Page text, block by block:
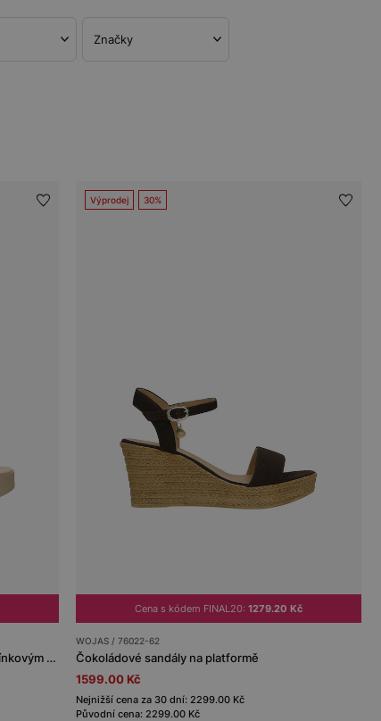
Značky
Béžové dámské sandály na platformě s klínkovým podpatkem
Výprodej 30%
Cena s kódem FINAL20:1279.20 Kč
WOJAS / 76022-62
Čokoládové sandály na platformě
1599.00 Kč
Nejnižší cena za 30 dní: 2299.00 Kč
Původní cena: 2299.00 Kč